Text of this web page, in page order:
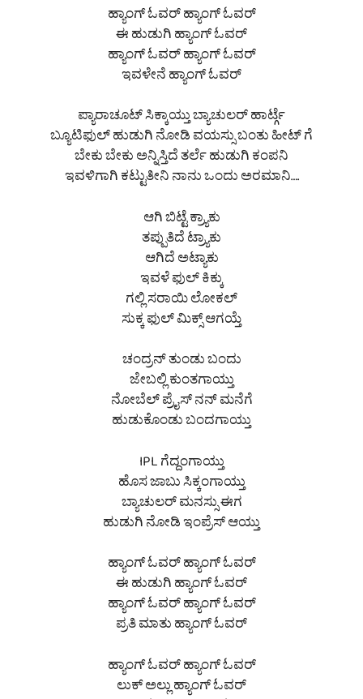
ಹ್ಯಾಂಗ್ ಓವರ್ ಹ್ಯಾಂಗ್ ಓವರ್
ಈ ಹುಡುಗಿ ಹ್ಯಾಂಗ್ ಓವರ್
ಹ್ಯಾಂಗ್ ಓವರ್ ಹ್ಯಾಂಗ್ ಓವರ್
ಇವಳೇನೆ ಹ್ಯಾಂಗ್ ಓವರ್
ಪ್ಯಾರಾಚೂಟ್ ಸಿಕ್ಕಾಯ್ತು ಬ್ಯಾಚುಲರ್ ಹಾರ್ಟ್ಗೆ
ಬ್ಯೂಟಿಫುಲ್ ಹುಡುಗಿ ನೋಡಿ ವಯಸ್ಸು ಬಂತು ಹೀಟ್ ಗೆ
ಬೇಕು ಬೇಕು ಅನ್ನಿಸ್ತಿದೆ ತರ್ಲೆ ಹುಡುಗಿ ಕಂಪನಿ
ಇವಳಿಗಾಗಿ ಕಟ್ಟುತೀನಿ ನಾನು ಒಂದು ಅರಮಾನಿ….
ಆಗಿ ಬಿಟ್ಟೆ ಕ್ರ್ಯಾಕು
ತಪ್ಪುತಿದೆ ಟ್ರ್ಯಾಕು
ಆಗಿದೆ ಅಟ್ಯಾಕು
ಇವಳೆ ಫುಲ್ ಕಿಕ್ಕು
ಗಲ್ಲಿ ಸರಾಯಿ ಲೋಕಲ್
ಸುಕ್ಕ ಫುಲ್ ಮಿಕ್ಸ್ ಆಗಯ್ತೆ
ಚಂದ್ರನ್ ತುಂಡು ಬಂದು
ಜೇಬಲ್ಲಿ ಕುಂತಗಾಯ್ತು
ನೋಬೆಲ್ ಪ್ರೈಸ್ ನನ್ ಮನೆಗೆ
ಹುಡುಕೊಂಡು ಬಂದಗಾಯ್ತು
IPL ಗೆದ್ದಂಗಾಯ್ತು
ಹೊಸ ಜಾಬು ಸಿಕ್ಕಂಗಾಯ್ತು
ಬ್ಯಾಚುಲರ್ ಮನಸ್ಸು ಈಗ
ಹುಡುಗಿ ನೋಡಿ ಇಂಪ್ರೆಸ್ ಆಯ್ತು
ಹ್ಯಾಂಗ್ ಓವರ್ ಹ್ಯಾಂಗ್ ಓವರ್
ಈ ಹುಡುಗಿ ಹ್ಯಾಂಗ್ ಓವರ್
ಹ್ಯಾಂಗ್ ಓವರ್ ಹ್ಯಾಂಗ್ ಓವರ್
ಪ್ರತಿ ಮಾತು ಹ್ಯಾಂಗ್ ಓವರ್
ಹ್ಯಾಂಗ್ ಓವರ್ ಹ್ಯಾಂಗ್ ಓವರ್
ಲುಕ್ ಅಲ್ಲು ಹ್ಯಾಂಗ್ ಓವರ್